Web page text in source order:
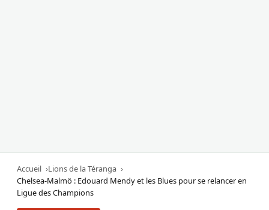
Accueil
Lions de la Téranga
Chelsea-Malmö : Edouard Mendy et les Blues pour se relancer en
Ligue des Champions